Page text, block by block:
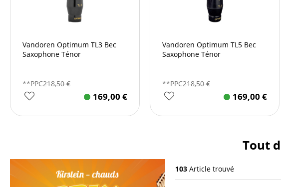
Vandoren Optimum TL3 Bec
Saxophone Ténor
**PPC218,50€
169,00 €
Vandoren Optimum TL5 Bec
Saxophone Ténor
**PPC218,50€
169,00 €
Tout
103 Article trouvé